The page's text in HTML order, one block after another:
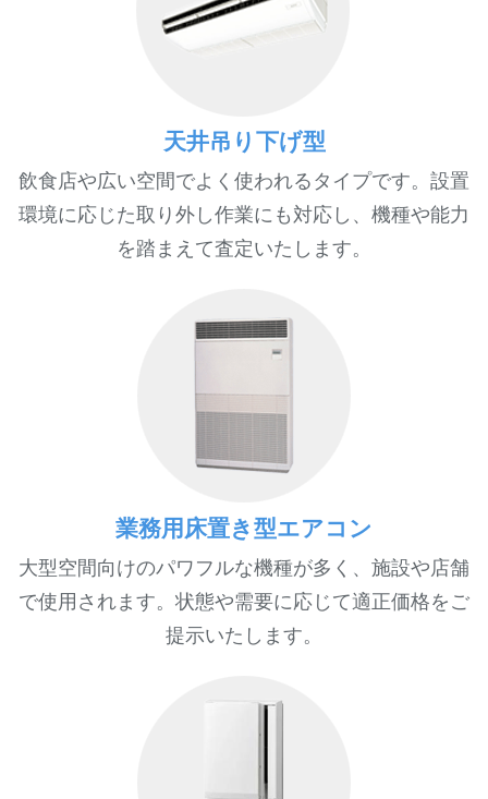
天井吊り下げ型
飲食店や広い空間でよく使われるタイプです。設置
環境に応じた取り外し作業にも対応し、機種や能力
を踏まえて査定いたします。
業務用床置き型エアコン
大型空間向けのパワフルな機種が多く、施設や店舗
で使用されます。状態や需要に応じて適正価格をご
提示いたします。